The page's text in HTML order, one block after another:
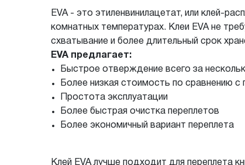
EVA - это этиленвинилацетат, или клей-
комнатных температурах. Клеи EVA не
схватывание и более длительный срок
EVA предлагает:
Быстрое отверждение всего за
Более низкая стоимость по сравнению
Простота эксплуатации
Более быстрая очистка переплетов
Более экономичный вариант переплета
Клей EVA лучше подходит для переплета